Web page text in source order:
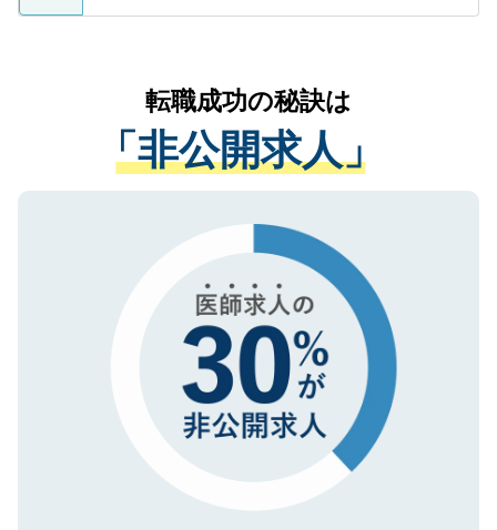
ているすべての個人データはご本人の許可
は、個人情報の取り扱いについての厳密な
管理基準を満たした事業者のみに付与され
る、プライバシーマークを取得済みです。
ご登録いただいた個人情報は、SSL（デー
で、機密保持に関してもご安心ください。
かがいして、現在の医療機関の状況や紹介
経験をまじえながら、適切なアドバイスを
させていただきます。すぐにご転職をされ
ない方には、長期的なサポートが可能です
ので、まずはご登録ください。
転職成功の秘訣は
「非公開求人」